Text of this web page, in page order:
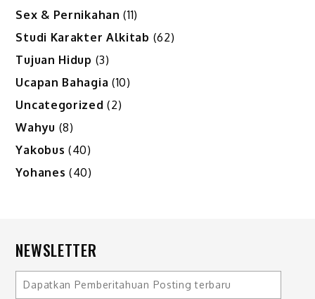
Sex & Pernikahan (11)
Studi Karakter Alkitab (62)
Tujuan Hidup (3)
Ucapan Bahagia (10)
Uncategorized (2)
Wahyu (8)
Yakobus (40)
Yohanes (40)
NEWSLETTER